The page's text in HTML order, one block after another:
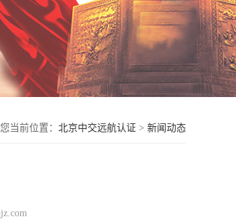
您当前位置： 北京中交远航认证 > 新闻动态